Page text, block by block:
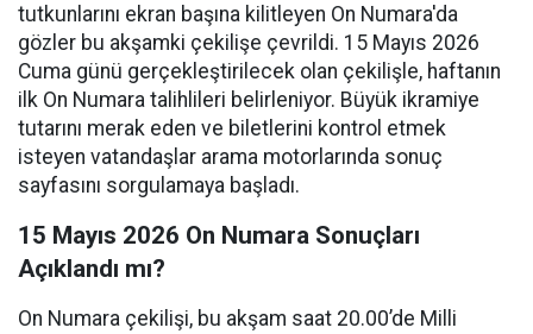
tutkunlarını ekran başına kilitleyen On Numara'da
gözler bu akşamki çekilişe çevrildi. 15 Mayıs 2026
Cuma günü gerçekleştirilecek olan çekilişle, haftanın
ilk On Numara talihlileri belirleniyor. Büyük ikramiye
tutarını merak eden ve biletlerini kontrol etmek
isteyen vatandaşlar arama motorlarında sonuç
sayfasını sorgulamaya başladı.
15 Mayıs 2026 On Numara Sonuçları
Açıklandı mı?
On Numara çekilişi, bu akşam saat 20.00’de Milli